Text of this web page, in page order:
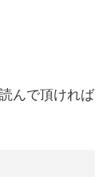
んで頂ければ